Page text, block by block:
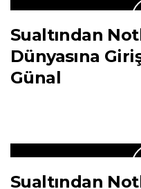
Sualtından
Dünyasına
Günal
Sualtından